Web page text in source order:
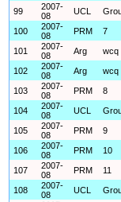
99
2007-
08
UCL
100
2007-
08
PRM 7
101
2007-
08
Arg wcq
102
2007-
08
Arg wcq
103
2007-
08
PRM 8
104
2007-
08
UCL
105
2007-
08
PRM 9
106
2007-
08
PRM 10
107
2007-
08
PRM 11
108
2007-
08
UCL